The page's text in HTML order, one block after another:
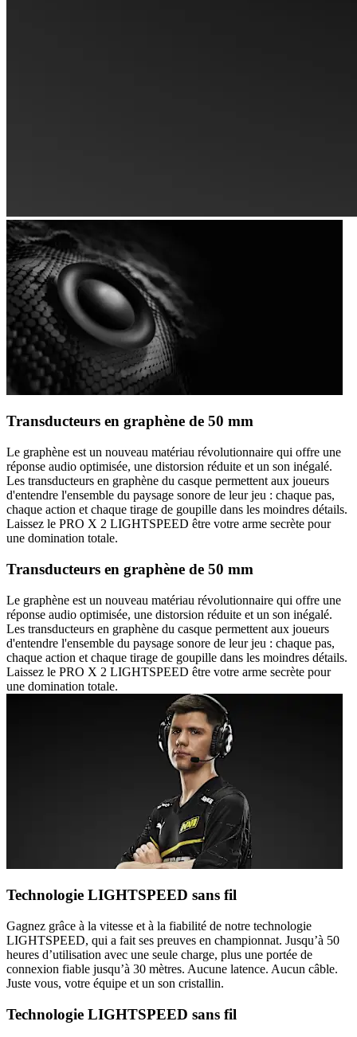
Transducteurs en graphène de 50 mm
Le graphène est un nouveau matériau révolutionnaire qui offre une
réponse audio optimisée, une distorsion réduite et un son inégalé.
Les transducteurs en graphène du casque permettent aux joueurs
d'entendre l'ensemble du paysage sonore de leur jeu : chaque pas,
chaque action et chaque tirage de goupille dans les moindres détails.
Laissez le PRO X 2 LIGHTSPEED être votre arme secrète pour
une domination totale.
Transducteurs en graphène de 50 mm
Le graphène est un nouveau matériau révolutionnaire qui offre une
réponse audio optimisée, une distorsion réduite et un son inégalé.
Les transducteurs en graphène du casque permettent aux joueurs
d'entendre l'ensemble du paysage sonore de leur jeu : chaque pas,
chaque action et chaque tirage de goupille dans les moindres détails.
Laissez le PRO X 2 LIGHTSPEED être votre arme secrète pour
une domination totale.
Technologie LIGHTSPEED sans fil
Gagnez grâce à la vitesse et à la fiabilité de notre technologie
LIGHTSPEED, qui a fait ses preuves en championnat. Jusqu’à 50
heures d’utilisation avec une seule charge, plus une portée de
connexion fiable jusqu’à 30 mètres. Aucune latence. Aucun câble.
Juste vous, votre équipe et un son cristallin.
Technologie LIGHTSPEED sans fil